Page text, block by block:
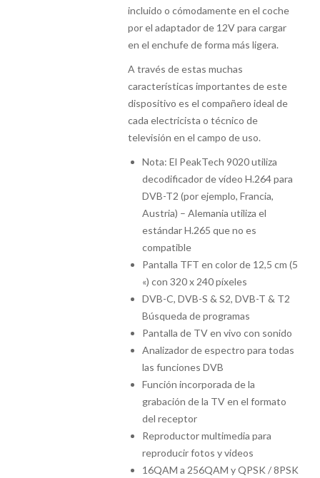
incluido o cómodamente en el coche
por el adaptador de 12V para cargar
en el enchufe de forma más ligera.
A través de estas muchas
características importantes de este
dispositivo es el compañero ideal de
cada electricista o técnico de
televisión en el campo de uso.
Nota: El PeakTech 9020 utiliza
decodificador de vídeo H.264 para
DVB-T2 (por ejemplo, Francia,
Austria) – Alemania utiliza el
estándar H.265 que no es
compatible
Pantalla TFT en color de 12,5 cm (5
«) con 320 x 240 píxeles
DVB-C, DVB-S & S2, DVB-T & T2
Búsqueda de programas
Pantalla de TV en vivo con sonido
Analizador de espectro para todas
las funciones DVB
Función incorporada de la
grabación de la TV en el formato
del receptor
Reproductor multimedia para
reproducir fotos y videos
16QAM a 256QAM y QPSK / 8PSK